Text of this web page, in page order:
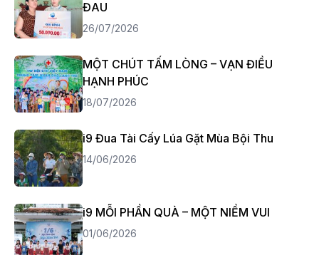
ĐAU
26/07/2026
MỘT CHÚT TẤM LÒNG – VẠN ĐIỀU
HẠNH PHÚC
18/07/2026
i9 Đua Tài Cấy Lúa Gặt Mùa Bội Thu
14/06/2026
i9 MỖI PHẦN QUÀ – MỘT NIỀM VUI
01/06/2026